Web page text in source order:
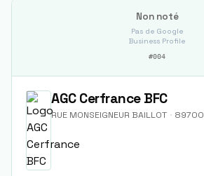
Non noté
Pas de Google
Business Profile
#004
AGC Cerfrance BFC
RUE MONSEIGNEUR BAILLOT · 89700